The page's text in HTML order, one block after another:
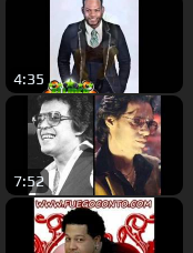
4:35
7:52